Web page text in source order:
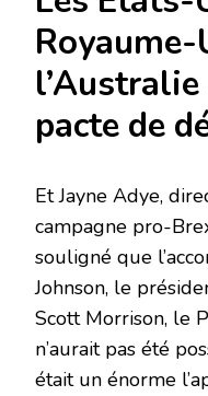
pacte de
Et Jayne Adye,
campagne pro-
souligné que
Johnson, le
Scott Morrison, le
n’aurait pas été
était un énorme